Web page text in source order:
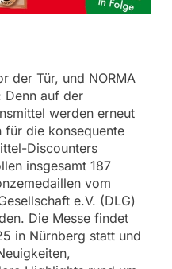
der Tür, und NORMA
Denn auf der
werden erneut
für die konsequente
Discounters
insgesamt 187
vom
e.V. (DLG)
Die Messe findet
in Nürnberg statt und